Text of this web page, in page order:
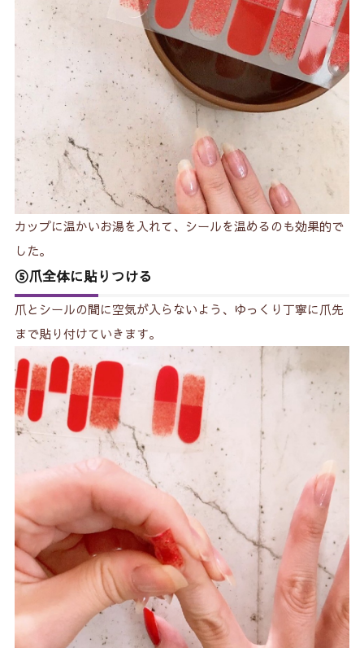
カップに温かいお湯を入れて、シールを温めるのも効果的で
した。
⑤爪全体に貼りつける
爪とシールの間に空気が入らないよう、ゆっくり丁寧に爪先
まで貼り付けていきます。